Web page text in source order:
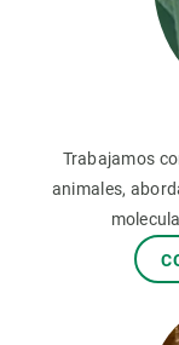
Trabajamos
animales,